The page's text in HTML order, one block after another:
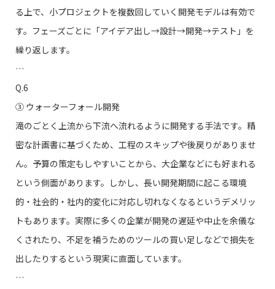
る上で、小プロジェクトを複数回していく開発モデルは有効で
す。フェーズごとに「アイデア出し→設計→開発→テスト」を
繰り返します。
…
Q.6
③ ウォーターフォール開発
滝のごとく上流から下流へ流れるように開発する手法です。精
密な計画書に基づくため、工程のスキップや後戻りがありませ
ん。予算の策定もしやすいことから、大企業などにも好まれる
という側面があります。しかし、長い開発期間に起こる環境
的・社会的・社内的変化に対応し切れなくなるというデメリッ
トもあります。実際に多くの企業が開発の遅延や中止を余儀な
くされたり、不足を補うためのツールの買い足しなどで損失を
出したりするという現実に直面しています。
…